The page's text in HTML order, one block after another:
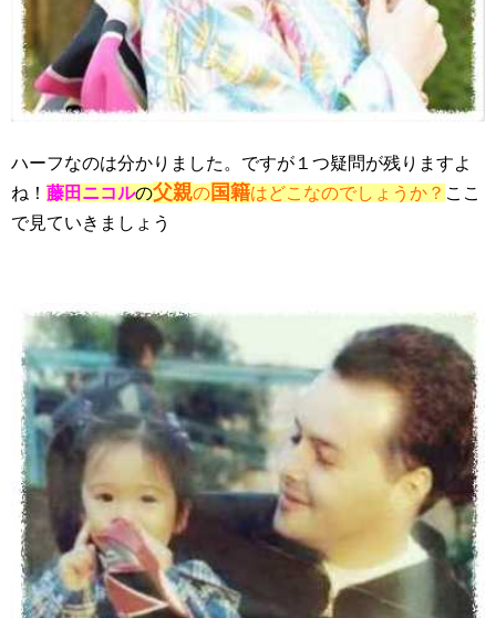
ハーフなのは分かりました。ですが１つ疑問が残りますよ
ね！ 藤田ニコルの父親の国籍はどこなのでしょうか？ ここ
で見ていきましょう